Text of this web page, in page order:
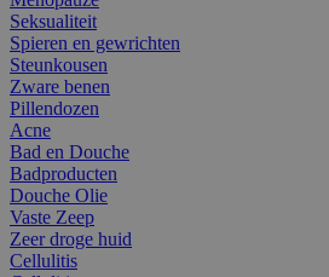
Seksualiteit
Spieren en gewrichten
Steunkousen
Zware benen
Pillendozen
Acne
Bad en Douche
Badproducten
Douche Olie
Vaste Zeep
Zeer droge huid
Cellulitis